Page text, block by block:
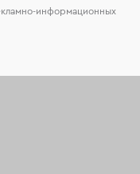
информационных